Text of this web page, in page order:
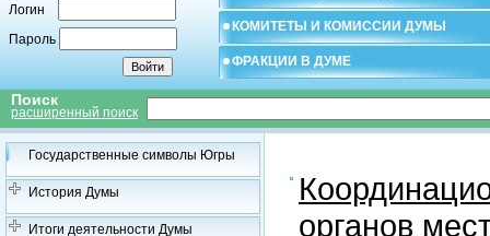
Логин
Пароль
КОМИТЕТЫ И КОМИССИИ ДУМЫ
ФРАКЦИИ В ДУМЕ
Поиск
расширенный поиск
Государственные символы Югры
История Думы
Итоги деятельности Думы
органов